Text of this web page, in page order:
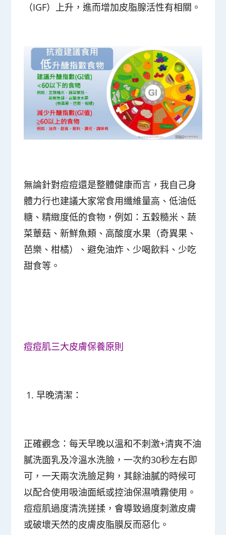
（IGF）上升，進而增加皮脂腺活性有相關。
無論針對痘痘還是整體健康而言，我自己身
體力行也建議大家常食用纖維量高、低油低
糖、精緻度低的食物，例如：五穀糙米、蔬
菜蕈菇、新鮮魚類、高酸度水果（奇異果、
芭樂、柑橘）、避免油炸、少喝飲料、少吃
甜食等。
痘痘肌三大皮膚保養原則
1. 早晚清潔：
正確觀念：每天早晚以溫和不刺激+清爽不油
膩洗面乳及冷溫水洗臉，一次約30秒左右即
可，一天兩次洗臉足夠，其餘油膩的時候可
以配合使用吸油面紙或控油保濕噴霧使用。
痘痘肌過度清洗搓揉，會導致過度刺激皮膚
或破壞天然的皮膚皮脂膜反而惡化。